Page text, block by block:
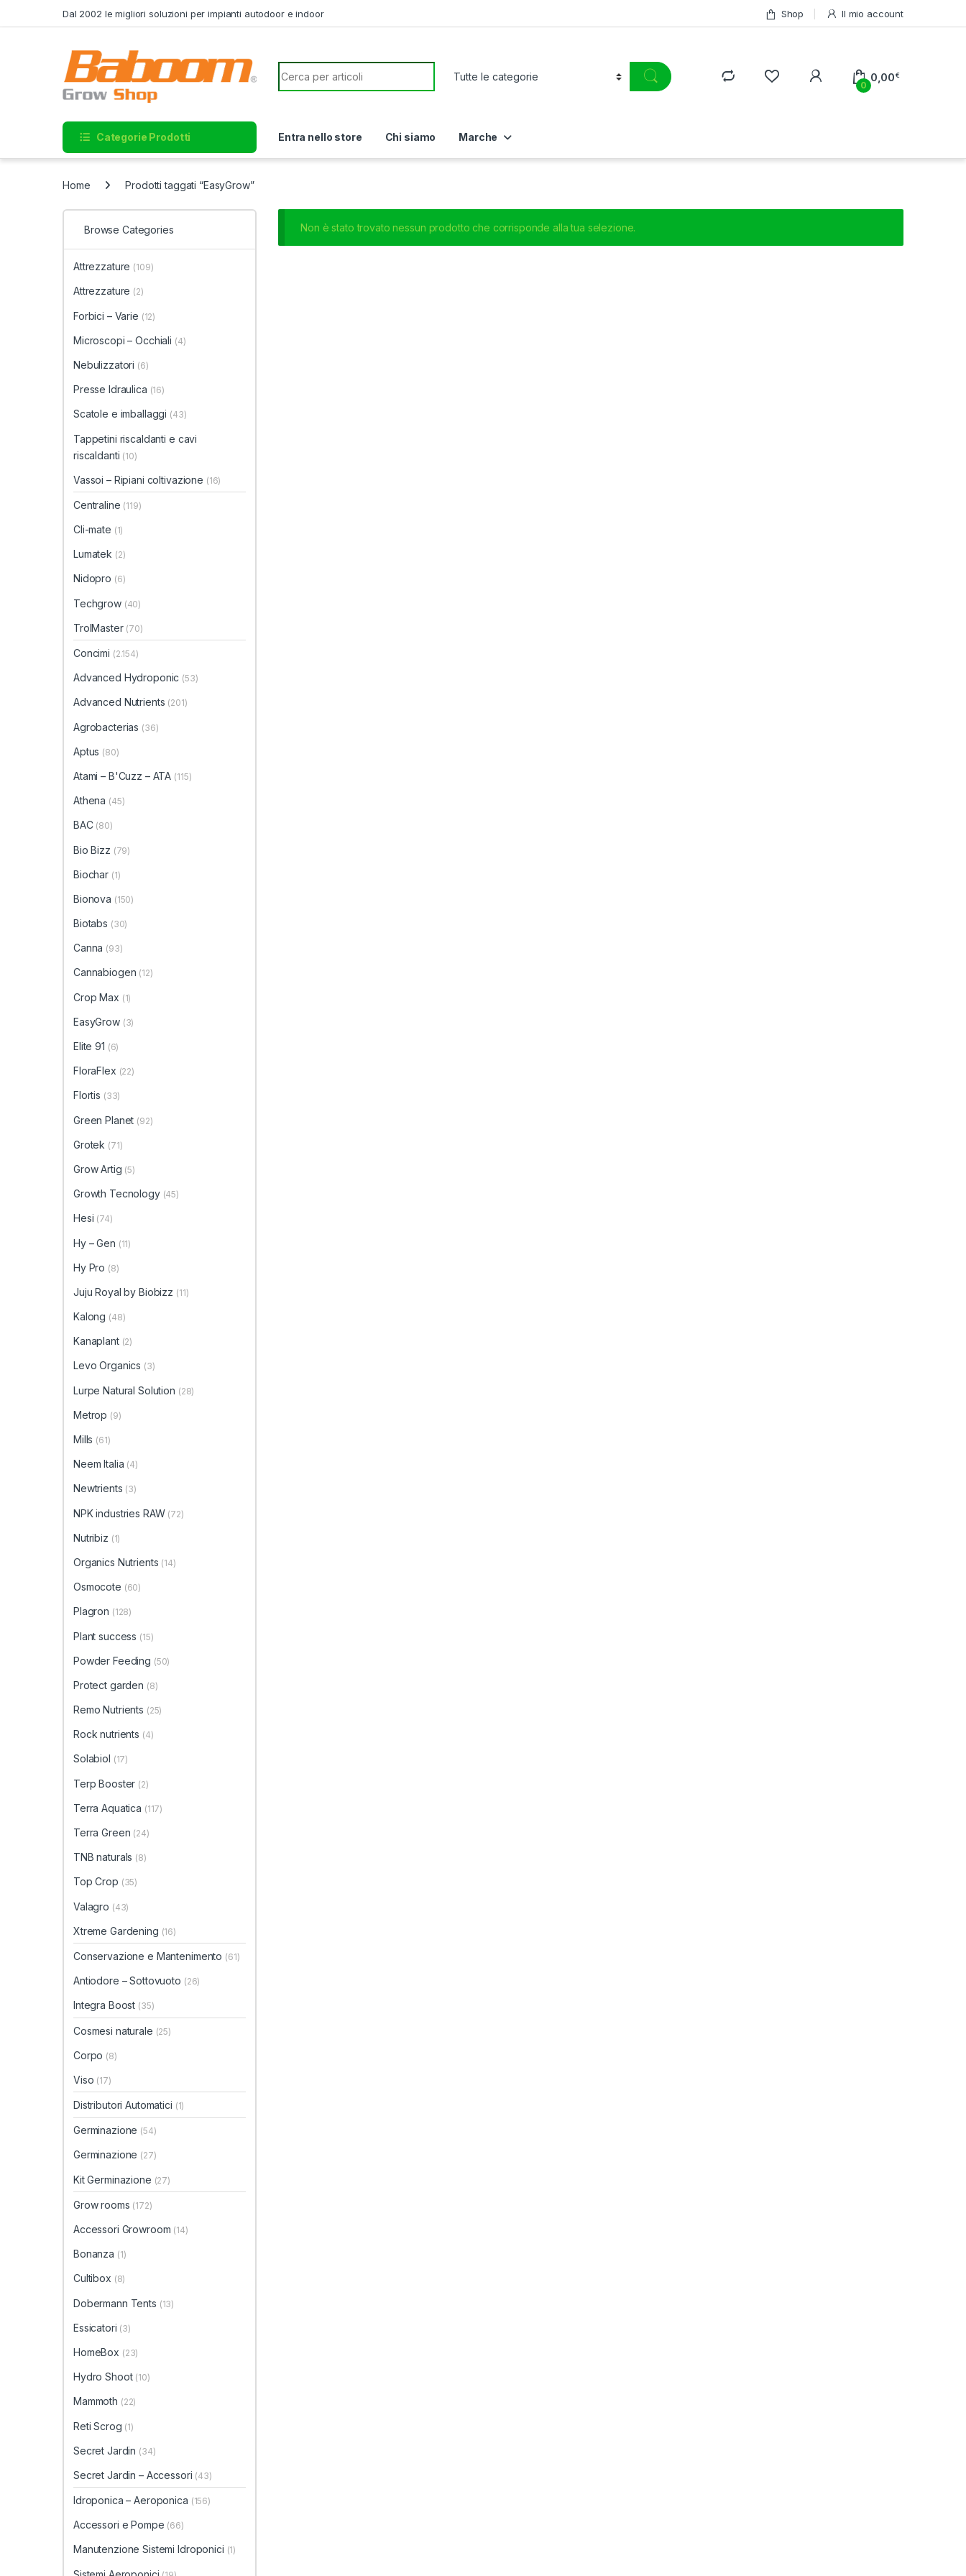
Dal 2002 le migliori soluzioni per impianti autodoor e indoor Shop Il mio account
Search for:
0
0,00€
Categorie Prodotti Entra nello store Chi siamo Marche
Home Prodotti taggati “EasyGrow”
Non è stato trovato nessun prodotto che corrisponde alla tua selezione.
Browse Categories
Attrezzature (109)
Attrezzature (2)
Forbici – Varie (12)
Microscopi – Occhiali (4)
Nebulizzatori (6)
Presse Idraulica (16)
Scatole e imballaggi (43)
Tappetini riscaldanti e cavi
riscaldanti (10)
Vassoi – Ripiani coltivazione (16)
Centraline (119)
Cli-mate (1)
Lumatek (2)
Nidopro (6)
Techgrow (40)
TrolMaster (70)
Concimi (2.154)
Advanced Hydroponic (53)
Advanced Nutrients (201)
Agrobacterias (36)
Aptus (80)
Atami – B'Cuzz – ATA (115)
Athena (45)
BAC (80)
Bio Bizz (79)
Biochar (1)
Bionova (150)
Biotabs (30)
Canna (93)
Cannabiogen (12)
Crop Max (1)
EasyGrow (3)
Elite 91 (6)
FloraFlex (22)
Flortis (33)
Green Planet (92)
Grotek (71)
Grow Artig (5)
Growth Tecnology (45)
Hesi (74)
Hy – Gen (11)
Hy Pro (8)
Juju Royal by Biobizz (11)
Kalong (48)
Kanaplant (2)
Levo Organics (3)
Lurpe Natural Solution (28)
Metrop (9)
Mills (61)
Neem Italia (4)
Newtrients (3)
NPK industries RAW (72)
Nutribiz (1)
Organics Nutrients (14)
Osmocote (60)
Plagron (128)
Plant success (15)
Powder Feeding (50)
Protect garden (8)
Remo Nutrients (25)
Rock nutrients (4)
Solabiol (17)
Terp Booster (2)
Terra Aquatica (117)
Terra Green (24)
TNB naturals (8)
Top Crop (35)
Valagro (43)
Xtreme Gardening (16)
Conservazione e Mantenimento (61)
Antiodore – Sottovuoto (26)
Integra Boost (35)
Cosmesi naturale (25)
Corpo (8)
Viso (17)
Distributori Automatici (1)
Germinazione (54)
Germinazione (27)
Kit Germinazione (27)
Grow rooms (172)
Accessori Growroom (14)
Bonanza (1)
Cultibox (8)
Dobermann Tents (13)
Essicatori (3)
HomeBox (23)
Hydro Shoot (10)
Mammoth (22)
Reti Scrog (1)
Secret Jardin (34)
Secret Jardin – Accessori (43)
Idroponica – Aeroponica (156)
Accessori e Pompe (66)
Manutenzione Sistemi Idroponici (1)